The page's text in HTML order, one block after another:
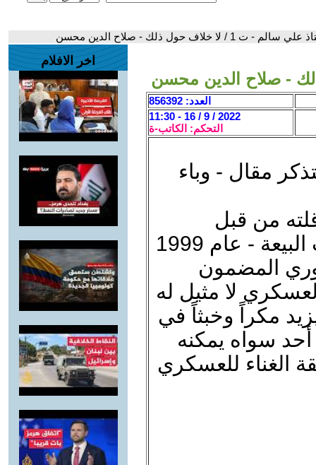
- ت 1 / لا خلاف حول ذلك - صلاح الدين محسن
العدد: 856392
2022 / 9 / 16 - 11:30
التحكم: الكاتب-ة
مقال - وباء
من قبل
لحسني مبارك في كتابي - لا أحب البيعة - عام 1999
المضمون
لا مثيل له
مكراً وخبثاً في
أحد سواه يمكنه
الغناء للعسكري
اخر الافلام